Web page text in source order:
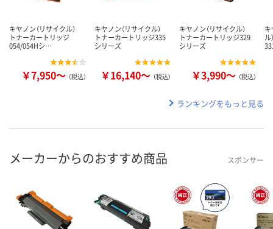
キヤノン（リサイクル）
トナーカートリッジ
054/054Hシ…
￥7,950～ （税込）
キヤノン（リサイクル）
トナーカートリッジ335
シリーズ
￥16,140～ （税込）
キヤノン（リサイクル）
トナーカートリッジ329
シリーズ
￥3,990～ （税込）
キ
ランキングをもっと見る
メーカーからのおすすめ商品 スポンサー